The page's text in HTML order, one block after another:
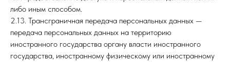
либо иным способом.
2.13. Трансграничная передача персональных данных —
передача персональных данных на территорию
иностранного государства органу власти иностранного
государства, иностранному физическому или иностранному